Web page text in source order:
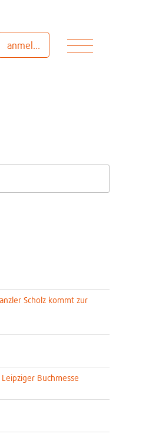
anmelden Menü
Scholz kommt zur
Buchmesse